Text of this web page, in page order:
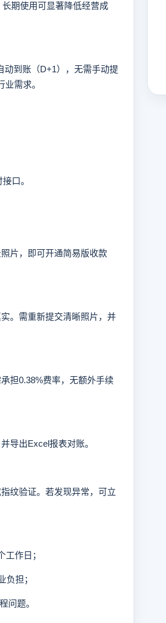
期使用可显著降低经营成
到账（D+1），无需手动提
需求。
口。
片，即可开通简易版收款
。需重新提交清晰照片，并
担0.38%费率，无额外手续
出Excel报表对账。
纹验证。若发现异常，可立
作日；
担；
问题。